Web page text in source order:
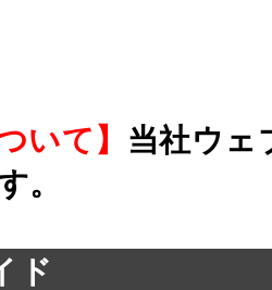
いて】 当社ウェ
。
ガイド